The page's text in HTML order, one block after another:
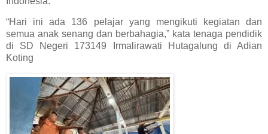
“Hari ini ada 136 pelajar yang mengikuti kegiatan dan
semua anak senang dan berbahagia,” kata tenaga pendidik
di SD Negeri 173149 Irmalirawati Hutagalung di Adian
Koting